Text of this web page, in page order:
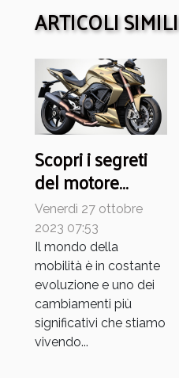
ARTICOLI SIMILI
Scopri i segreti
del motore
elettrico per
moto
Venerdì 27 ottobre
2023 07:53
Il mondo della
mobilità è in costante
evoluzione e uno dei
cambiamenti più
significativi che stiamo
vivendo...